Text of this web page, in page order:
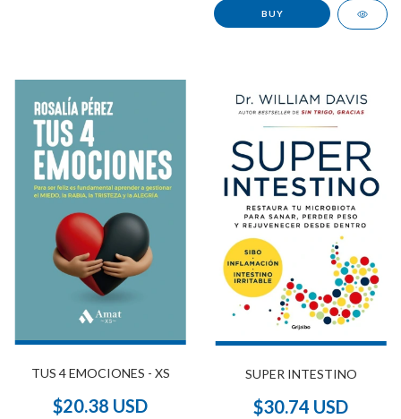
TUS 4 EMOCIONES - XS
$20.38 USD
SUPER INTESTINO
$30.74 USD